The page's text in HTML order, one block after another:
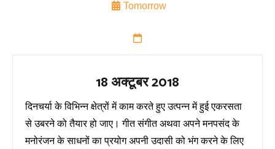
Tomorrow
18 अक्टूबर 2018
दिनचर्या के विभिन्न क्षेत्रों में काम करते हुए उत्पन्न में हुई एकरसता
से उबरने को तैयार हो जाए। गीत संगीत अथवा अपने मनपसंद के
मनोरंजन के साधनों का प्रयोग अपनी उदासी को भंग करने के लिए